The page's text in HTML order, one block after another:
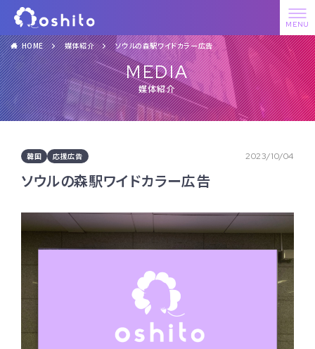
HOME 媒体紹介 ソウルの森駅ワイドカラー広告
MEDIA
媒体紹介
韓国 応援広告 2023/10/04
ソウルの森駅ワイドカラー広告